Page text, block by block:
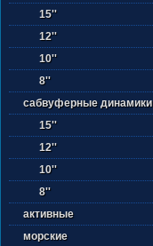
15''
12''
10''
8''
сабвуферные динамики
15''
12''
10''
8''
активные
морские